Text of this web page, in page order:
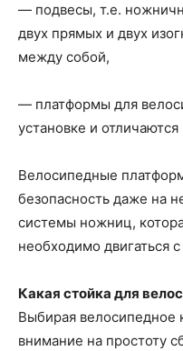
— подвесы, т.е.
двух прямых и двух
между собой,
— платформы для
установке и
Велосипедные
безопасность даже на
системы ножниц,
необходимо двигаться
Какая стойка для
Выбирая велосипедное
внимание на простоту